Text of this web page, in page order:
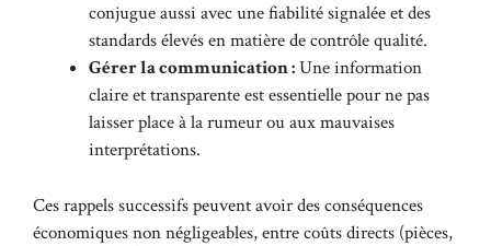
conjugue aussi avec une fiabilité signalée et des
standards élevés en matière de contrôle qualité.
Gérer la communication :Une information
claire et transparente est essentielle pour ne pas
laisser place à la rumeur ou aux mauvaises
interprétations.
Ces rappels successifs peuvent avoir des conséquences
économiques non négligeables, entre coûts directs (pièces,